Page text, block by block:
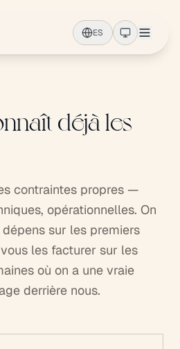
ES
déjà les
contraintes propres —
opérationnelles. On
sur les premiers
les facturer sur les
où on a une vraie
derrière nous.